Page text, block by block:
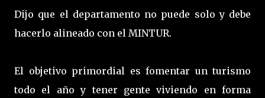
Dijo que el departamento no puede solo y debe
hacerlo alineado con el MINTUR.
El objetivo primordial es fomentar un turismo
todo el año y tener gente viviendo en forma